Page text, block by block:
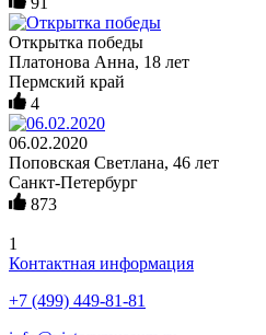
Открытка победы
Платонова Анна, 18 лет
Пермский край
4
06.02.2020
Поповская Светлана, 46 лет
Санкт-Петербург
873
1
Контактная информация
+7 (499) 449-81-81